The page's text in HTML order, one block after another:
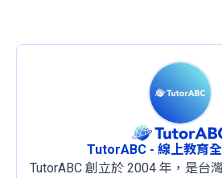
TutorABC - 線上教育
TutorABC 創立於 2004 年，是台